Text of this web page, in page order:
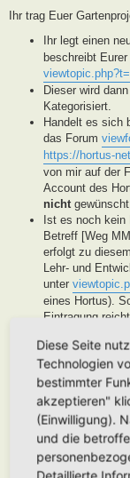
Ihr trag Euer
Ihr legt einen
beschreibt
Dieser wird
Kategorisiert.
Handelt es sich
das Forum
https://hortus-
von mir auf der
Account des
nichtgewünscht
Ist es noch
Betreff [Weg
erfolgt zu
Lehr- und
unter
eines Hortus).
Eintragung
der Entwicklung
Meinung ist,
eintragen. Eine
Lehr- und
Aktivität fest,
Handelt es sich
Hortanes
Hortus mit den
Diese Seite
Technologien
bestimmter
akzeptieren"
(Einwilligung).
und die